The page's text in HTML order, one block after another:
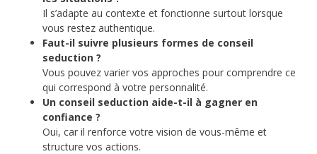
Il s’adapte au contexte et fonctionne surtout lorsque
vous restez authentique.
Faut-il suivre plusieurs formes de conseil
seduction ?
Vous pouvez varier vos approches pour comprendre ce
qui correspond à votre personnalité.
Un conseil seduction aide-t-il à gagner en
confiance ?
Oui, car il renforce votre vision de vous-même et
structure vos actions.